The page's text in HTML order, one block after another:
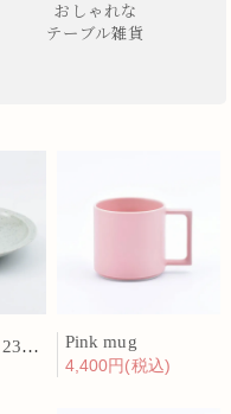
おしゃれな
テーブル雑貨
リムプレート 23cm 呉須散
Pink mug
4,400円(税込)